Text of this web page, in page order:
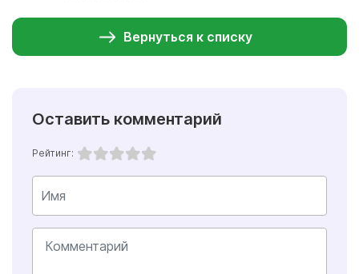
Вернуться к списку
Оставить комментарий
Рейтинг: